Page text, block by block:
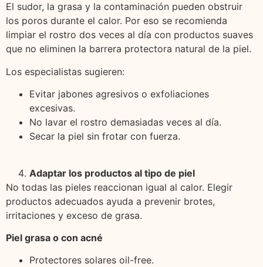
El sudor, la grasa y la contaminación pueden obstruir
los poros durante el calor. Por eso se recomienda
limpiar el rostro dos veces al día con productos suaves
que no eliminen la barrera protectora natural de la piel.
Los especialistas sugieren:
Evitar jabones agresivos o exfoliaciones
excesivas.
No lavar el rostro demasiadas veces al día.
Secar la piel sin frotar con fuerza.
Adaptar los productos al tipo de piel
No todas las pieles reaccionan igual al calor. Elegir
productos adecuados ayuda a prevenir brotes,
irritaciones y exceso de grasa.
Piel grasa o con acné
Protectores solares oil-free.